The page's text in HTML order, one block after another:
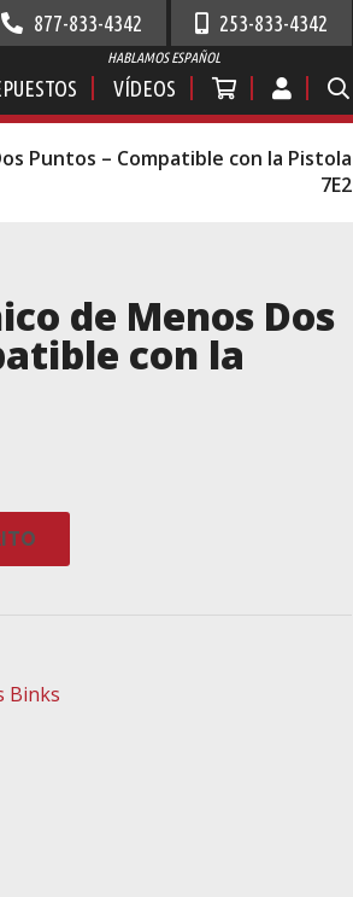
877-833-4342 253-833-4342
HABLAMOS ESPAÑOL
VÍDEOS
Puntos – Compatible con la Pistola
7E2
de Menos Dos
con la
Binks